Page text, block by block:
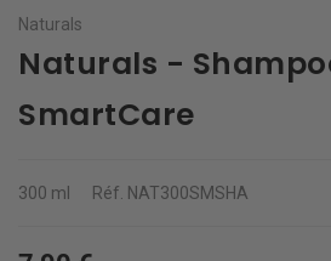
Naturals
Naturals -
SmartCare
300 ml Réf. NAT300SMSHA